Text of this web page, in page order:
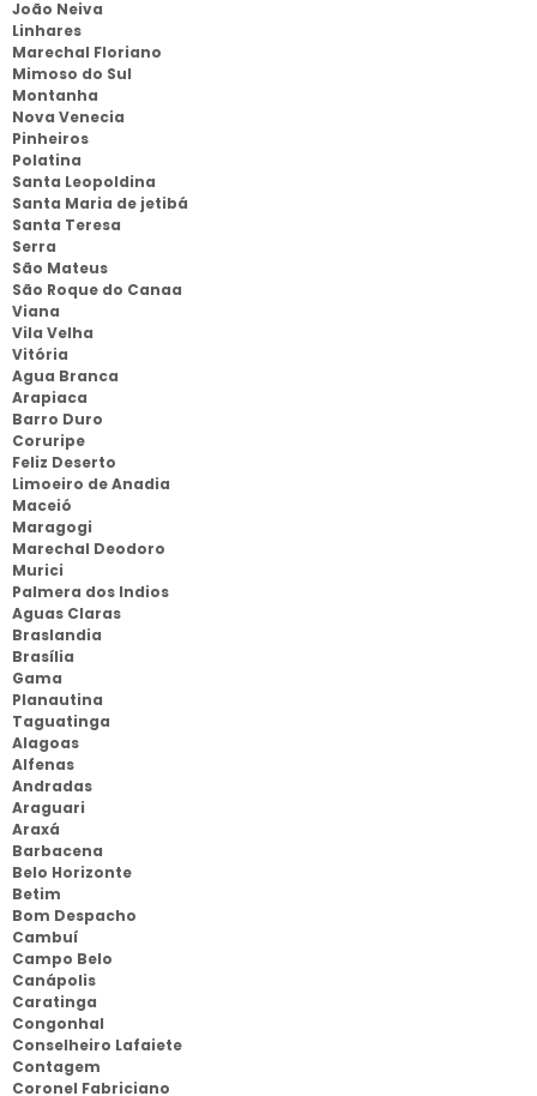
João Neiva
Linhares
Marechal Floriano
Mimoso do Sul
Montanha
Nova Venecia
Pinheiros
Polatina
Santa Leopoldina
Santa Maria de jetibá
Santa Teresa
Serra
São Mateus
São Roque do Canaa
Viana
Vila Velha
Vitória
Agua Branca
Arapiaca
Barro Duro
Coruripe
Feliz Deserto
Limoeiro de Anadia
Maceió
Maragogi
Marechal Deodoro
Murici
Palmera dos Indios
Aguas Claras
Braslandia
Brasília
Gama
Planautina
Taguatinga
Alagoas
Alfenas
Andradas
Araguari
Araxá
Barbacena
Belo Horizonte
Betim
Bom Despacho
Cambuí
Campo Belo
Canápolis
Caratinga
Congonhal
Conselheiro Lafaiete
Contagem
Coronel Fabriciano